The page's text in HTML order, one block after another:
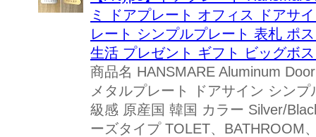
ミ ドアプレート オフィス ドアサ
レート シンプルプレート 表札 ポ
生活 プレゼント ギフト ビッグボ
商品名 HANSMARE Aluminum
メタルプレート ドアサイン シン
級感 原産国 韓国 カラー Silver/
ーズタイプ TOLET、BATHROOM